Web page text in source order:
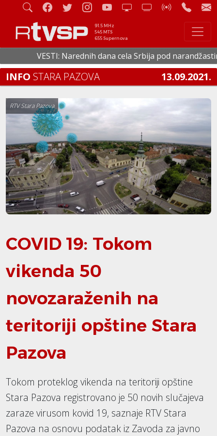
91.5 MHz
545 MTS
655 Supernova
VESTI: Narednih dana cela Srbija pod
INFO STARA PAZOVA 13.09.2021.
RTV Stara Pazova
COVID 19: Tokom
vikenda 50
novozaraženih na
teritoriji opštine Stara
Pazova
Tokom proteklog vikenda na teritoriji opštine
Stara Pazova registrovano je 50 novih slučajeva
zaraze virusom kovid 19, saznaje RTV Stara
Pazova na osnovu podatak iz Zavoda za javno